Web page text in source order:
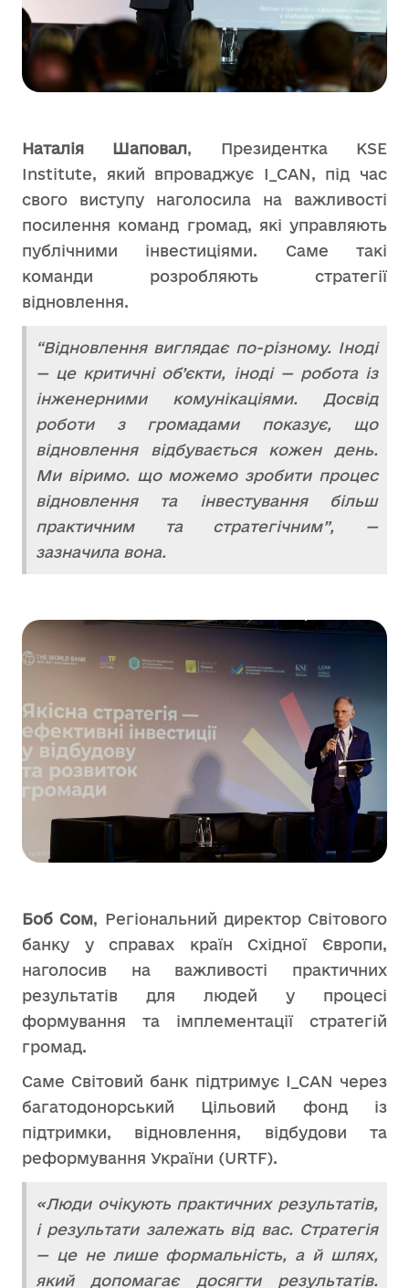
Наталія Шаповал, Президентка KSE
Institute, який впроваджує I_CAN, під час
свого виступу наголосила на важливості
посилення команд громад, які управляють
публічними інвестиціями. Саме такі
команди розробляють стратегії
відновлення.
“Відновлення виглядає по-різному. Іноді
— це критичні об’єкти, іноді — робота із
інженерними комунікаціями. Досвід
роботи з громадами показує, що
відновлення відбувається кожен день.
Ми віримо. що можемо зробити процес
відновлення та інвестування більш
практичним та стратегічним”, —
зазначила вона.
Боб Сом, Регіональний директор Світового
банку у справах країн Східної Європи,
наголосив на важливості практичних
результатів для людей у процесі
формування та імплементації стратегій
громад.
Саме Світовий банк підтримує I_CAN через
багатодонорський Цільовий фонд із
підтримки, відновлення, відбудови та
реформування України (URTF).
«Люди очікують практичних результатів,
і результати залежать від вас. Стратегія
— це не лише формальність, а й шлях,
який допомагає досягти результатів.